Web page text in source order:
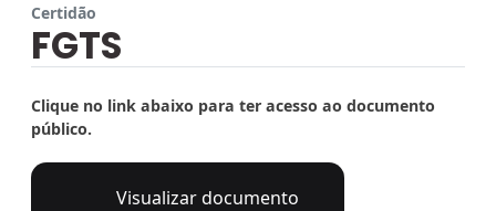
Certidão
FGTS
Clique no link abaixo para ter acesso ao documento
público.
Visualizar documento